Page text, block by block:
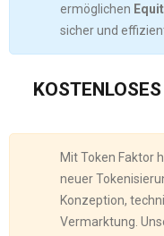
ermöglichen
sicher und
Mit Token Faktor
neuer
Konzeption,
Vermarktung.